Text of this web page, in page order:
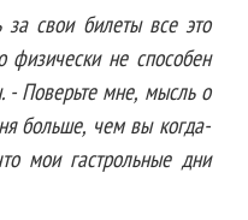
свои билеты все это
физически не способен
- Поверьте мне, мысль о
больше, чем вы когда-
мои гастрольные дни